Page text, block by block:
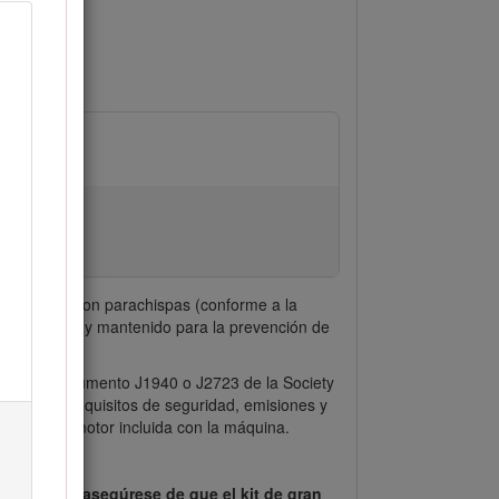
con parachispas (conforme a la
equipado y mantenido para la prevención de
el documento J1940 o J2723 de la Society
los requisitos de seguridad, emisiones y
del motor incluida con la máquina.
asegúrese de que el kit de gran